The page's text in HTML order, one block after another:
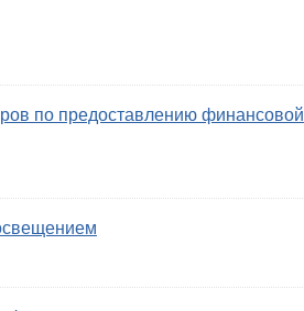
по предоставлению финансовой